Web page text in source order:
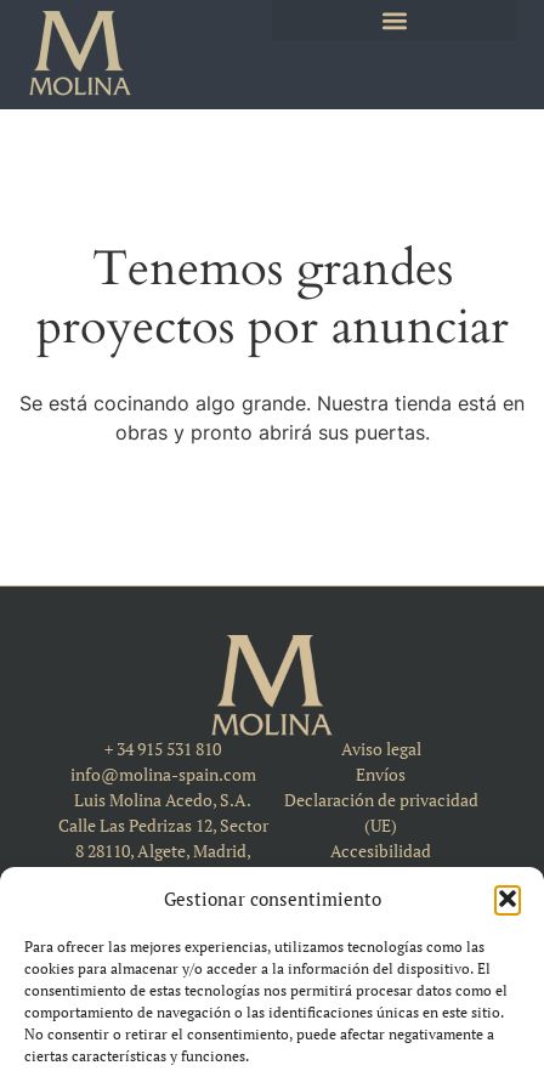
Gestionar consentimiento
Para ofrecer las mejores experiencias, utilizamos tecnologías como las
cookies para almacenar y/o acceder a la información del dispositivo. El
consentimiento de estas tecnologías nos permitirá procesar datos como el
comportamiento de navegación o las identificaciones únicas en este sitio.
No consentir o retirar el consentimiento, puede afectar negativamente a
ciertas características y funciones.
Tenemos grandes
proyectos por anunciar
Se está cocinando algo grande. Nuestra tienda está en
obras y pronto abrirá sus puertas.
+ 34 915 531 810
info@molina-spain.com
Luis Molina Acedo, S.A.
Calle Las Pedrizas 12, Sector
8 28110, Algete, Madrid,
Aviso legal
Envíos
Declaración de privacidad
(UE)
Accesibilidad